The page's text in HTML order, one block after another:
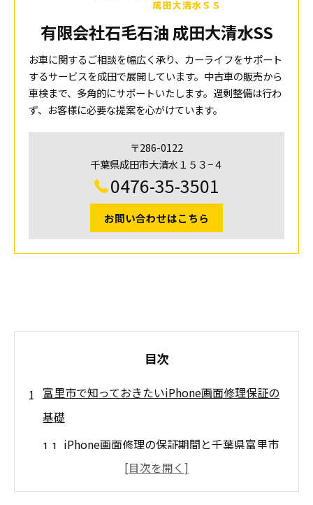
有限会社石毛石油 成田大清水SS
お車に関するご相談を幅広く承り、カーライフをサポート
するサービスを成田で展開しています。中古車の販売から
車検まで、多角的にサポートいたします。過剰整備は行わ
ず、お客様に必要な提案を心がけています。
〒286-0122
千葉県成田市大清水１５３−４
0476-35-3501
お問い合わせはこちら
目次
富里市で知っておきたいiPhone画面修理保証の
基礎
iPhone画面修理の保証期間と千葉県富里市
成田や八街エリアと比較した保証内容のポ